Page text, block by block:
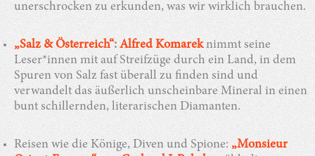
unerschrocken zu erkunden, was wir wirklich brauchen.
„Salz & Österreich“:Alfred Komareknimmt seine
Leser*innen mit auf Streifzüge durch ein Land, in dem
Spuren von Salz fast überall zu finden sind und
verwandelt das äußerlich unscheinbare Mineral in einen
bunt schillernden, literarischen Diamanten.
Reisen wie die Könige, Diven und Spione:„Monsieur